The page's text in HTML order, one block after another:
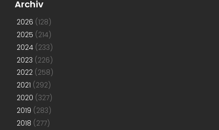
Archiv
2026 (128)
2025 (214)
2024 (233)
2023 (226)
2022 (258)
2021 (292)
2020 (327)
2019 (283)
2018 (277)